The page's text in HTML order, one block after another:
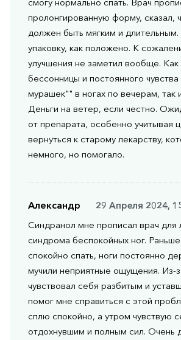
пролонгированную форму, сказал,
должен быть мягким и
упаковку, как положено. К
улучшения не заметил вообще. Как
бессонницы и постоянного
мурашек"" в ногах по вечерам, так
Деньги на ветер, если честно.
от препарата, особенно учитывая
вернуться к старому лекарству,
немного, но помогало.
Александр
29 Апреля 2024,
Синдранол мне прописал врач для
синдрома беспокойных ног.
спокойно спать, ноги постоянно
мучили неприятные ощущения. Из-
чувствовал себя разбитым и
помог мне справиться с этой
сплю спокойно, а утром чувствую
отдохнувшим и полным сил. Очень